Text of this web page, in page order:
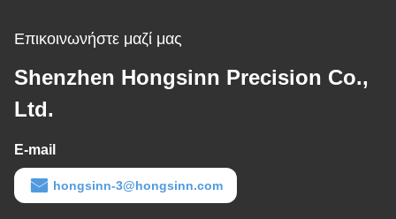
Επικοινωνήστε μαζί μας
Shenzhen Hongsinn Precision Co.,
Ltd.
E-mail
hongsinn-3@hongsinn.com